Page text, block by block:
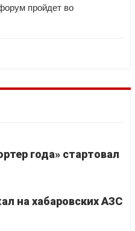
пройдет во
года» стартовал
на хабаровских АЗС